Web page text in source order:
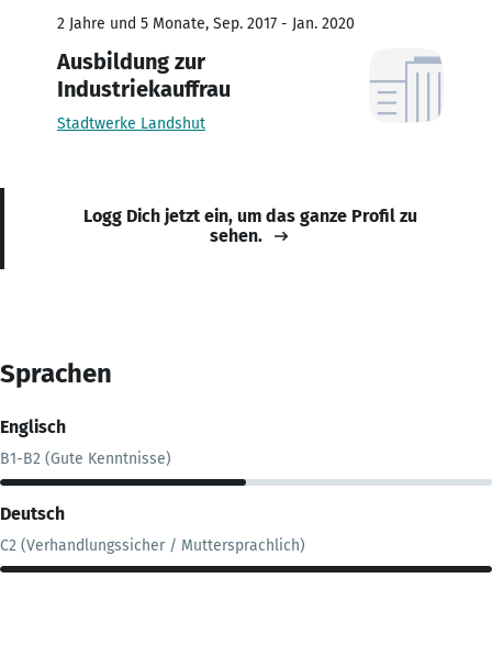
2 Jahre und 5 Monate, Sep. 2017 - Jan. 2020
Ausbildung zur
Industriekauffrau
Stadtwerke Landshut
Logg Dich jetzt ein, um das ganze Profil zu
sehen.
Sprachen
Englisch
B1-B2 (Gute Kenntnisse)
Deutsch
C2 (Verhandlungssicher / Muttersprachlich)